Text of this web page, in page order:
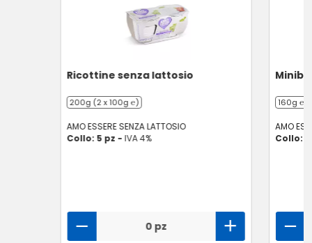
Ricottine senza lattosio
200g (2 x 100g ℮)
AMO ESSERE SENZA LATTOSIO
Collo: 5 pz - IVA 4%
0 pz
160g ℮
AMO
Collo: